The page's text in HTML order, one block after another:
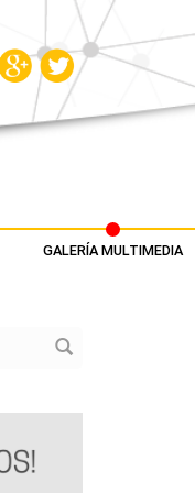
GALERÍA MULTIMEDIA